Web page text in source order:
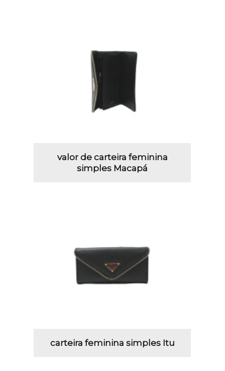
valor de carteira feminina
simples Macapá
carteira feminina simples Itu